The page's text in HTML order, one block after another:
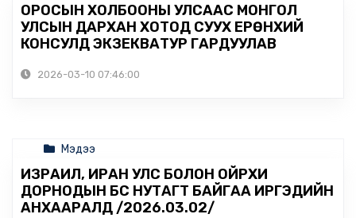
ОРОСЫН ХОЛБООНЫ УЛСААС МОНГОЛ
УЛСЫН ДАРХАН ХОТОД СУУХ ЕРӨНХИЙ
КОНСУЛД ЭКЗЕКВАТУР ГАРДУУЛАВ
2026-03-10 07:46:00
Мэдээ
ИЗРАИЛ, ИРАН УЛС БОЛОН ОЙРХИ
ДОРНОДЫН БҮС НУТАГТ БАЙГАА ИРГЭДИЙН
АНХААРАЛД /2026.03.02/